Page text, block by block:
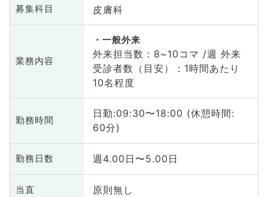
募集科目 皮膚科
業務内容
一般外来
外来担当数：8~10コマ /週 外来
受診者数（目安）：1時間あたり
10名程度
勤務時間
日勤:09:30〜18:00 (休憩時間:
60分)
勤務日数 週4.00日〜5.00日
当直 原則無し